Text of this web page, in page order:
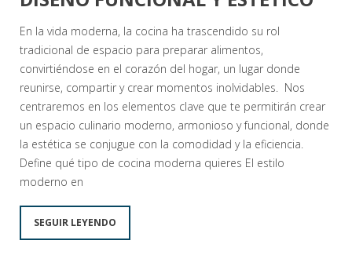
En la vida moderna, la cocina ha trascendido su rol
tradicional de espacio para preparar alimentos,
convirtiéndose en el corazón del hogar, un lugar donde
reunirse, compartir y crear momentos inolvidables. Nos
centraremos en los elementos clave que te permitirán crear
un espacio culinario moderno, armonioso y funcional, donde
la estética se conjugue con la comodidad y la eficiencia.
Define qué tipo de cocina moderna quieres El estilo
moderno en
SEGUIR LEYENDO